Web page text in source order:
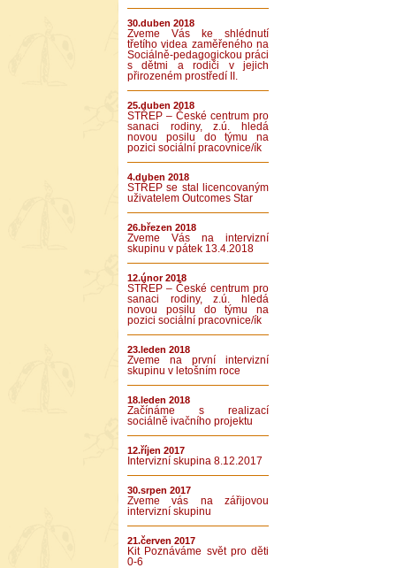
30.duben 2018
Zveme Vás ke shlédnutí
třetího videa zaměřeného na
Sociálně-pedagogickou práci
s dětmi a rodiči v jejich
přirozeném prostředí II.
25.duben 2018
STŘEP – České centrum pro
sanaci rodiny, z.ú. hledá
novou posilu do týmu na
pozici sociální pracovnice/ík
4.duben 2018
STŘEP se stal licencovaným
uživatelem Outcomes Star
26.březen 2018
Zveme Vás na intervizní
skupinu v pátek 13.4.2018
12.únor 2018
STŘEP – České centrum pro
sanaci rodiny, z.ú. hledá
novou posilu do týmu na
pozici sociální pracovnice/ík
23.leden 2018
Zveme na první intervizní
skupinu v letošním roce
18.leden 2018
Začínáme s realizací
sociálně ivačního projektu
12.říjen 2017
Intervizní skupina 8.12.2017
30.srpen 2017
Zveme vás na zářijovou
intervizní skupinu
21.červen 2017
Kit Poznáváme svět pro děti
0-6